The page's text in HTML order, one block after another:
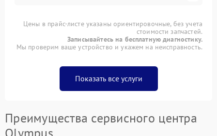
Цены в прайс-листе указаны ориентировочные, без учета
стоимости запчастей.
Записывайтесь на бесплатную диагностику.
Мы проверим ваше устройство и укажем на неисправность.
Показать все услуги
Преимущества сервисного центра